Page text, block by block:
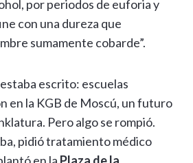
por periodos de euforia y
con una dureza que
sumamente cobarde”.
escrito: escuelas
en la KGB de Moscú, un futuro
Pero algo se rompió.
pidió tratamiento médico